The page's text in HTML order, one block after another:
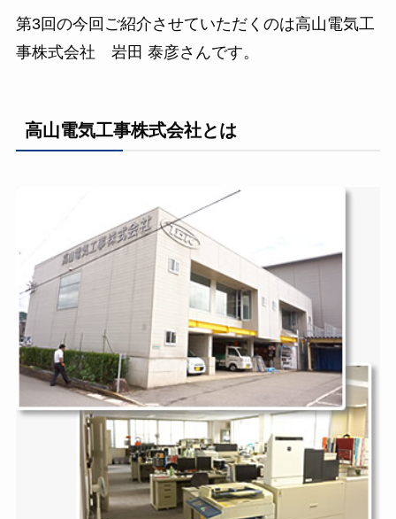
第3回の今回ご紹介させていただくのは高山電気工
事株式会社 岩田 泰彦さんです。
高山電気工事株式会社とは